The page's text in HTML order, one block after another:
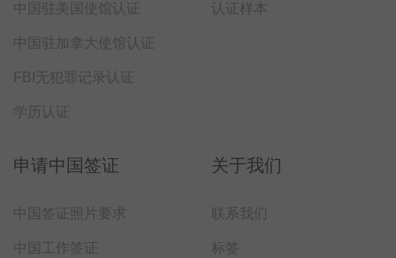
中国驻美国使馆认证
中国驻加拿大使馆认证
FBI无犯罪记录认证
学历认证
认证样本
申请中国签证
中国签证照片要求
中国工作签证
关于我们
联系我们
标签